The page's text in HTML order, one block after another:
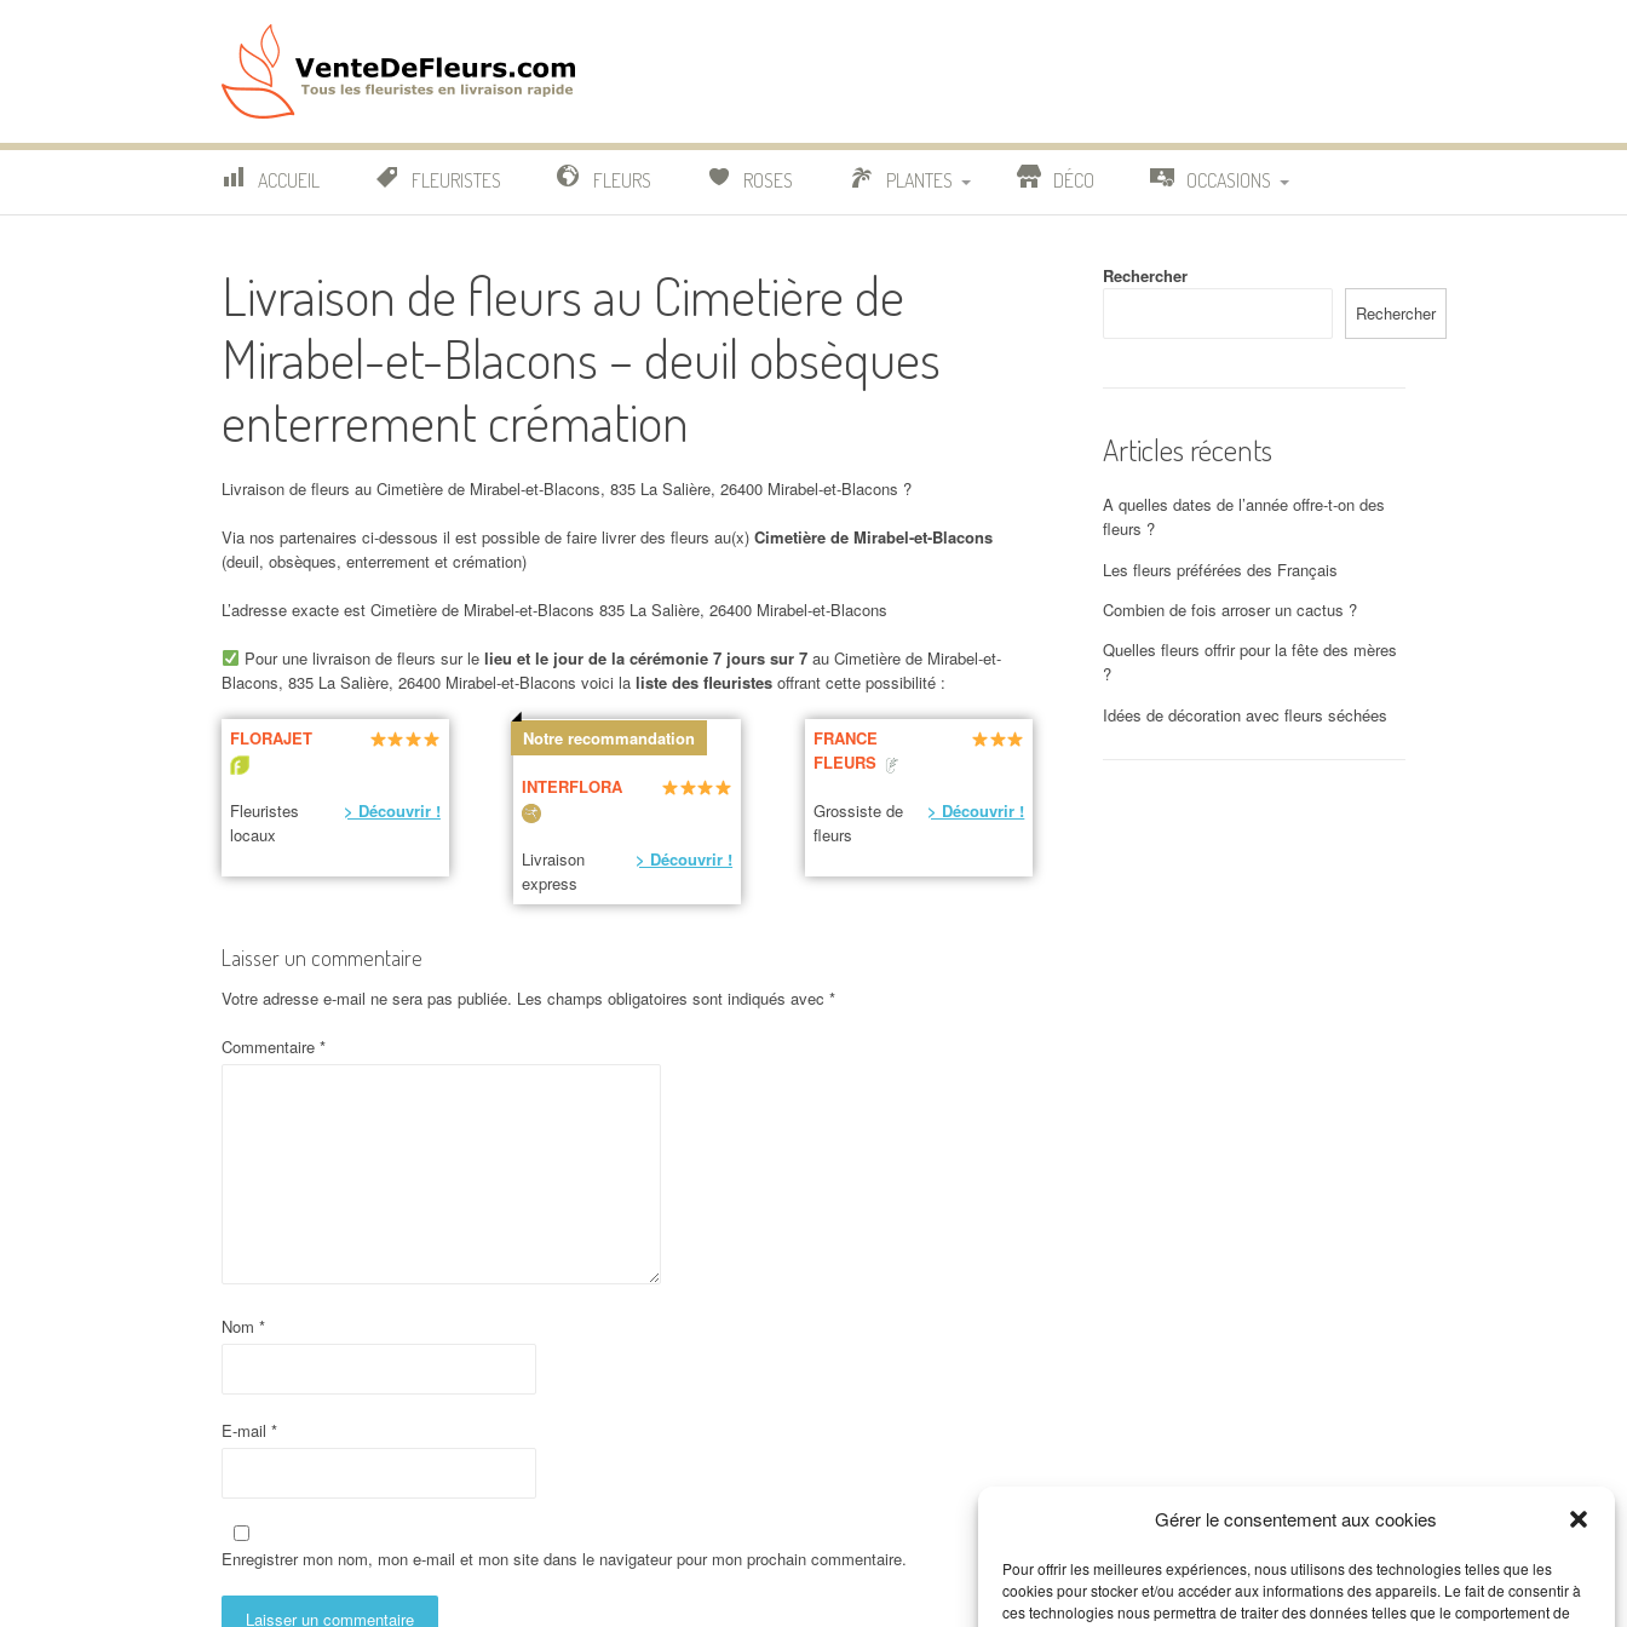
Gérer le consentement aux cookies
Pour offrir les meilleures expériences, nous utilisons des technologies telles que les
cookies pour stocker et/ou accéder aux informations des appareils. Le fait de consentir à
ces technologies nous permettra de traiter des données telles que le comportement de
VenteDeFleurs.com
ACCUEIL FLEURISTES FLEURS ROSES PLANTES
CACTUS
BONSAI
DÉCO OCCASIONS
Livraison de fleurs au Cimetière de
Mirabel-et-Blacons – deuil obsèques
enterrement crémation
Livraison de fleurs au Cimetière de Mirabel-et-Blacons, 835 La Salière, 26400 Mirabel-et-Blacons ?
Via nos partenaires ci-dessous il est possible de faire livrer des fleurs au(x) Cimetière de Mirabel-et-Blacons
(deuil, obsèques, enterrement et crémation)
L’adresse exacte est Cimetière de Mirabel-et-Blacons 835 La Salière, 26400 Mirabel-et-Blacons
Pour une livraison de fleurs sur le lieu et le jour de la cérémonie 7 jours sur 7au Cimetière de Mirabel-et-
Blacons, 835 La Salière, 26400 Mirabel-et-Blacons voici la liste des fleuristes offrant cette possibilité :
FLORAJET
Fleuristes
locaux
> Découvrir !
Notre recommandation
INTERFLORA
Livraison
express
> Découvrir !
FRANCE
FLEURS
Grossiste de
fleurs
> Découvrir !
Laisser un commentaire
Votre adresse e-mail ne sera pas publiée. Les champs obligatoires sont indiqués avec *
Commentaire *
Nom *
E-mail *
Enregistrer mon nom, mon e-mail et mon site dans le navigateur pour mon prochain commentaire.
Rechercher
Rechercher
Articles récents
A quelles dates de l’année offre-t-on des
fleurs ?
Les fleurs préférées des Français
Combien de fois arroser un cactus ?
Quelles fleurs offrir pour la fête des mères
?
Idées de décoration avec fleurs séchées